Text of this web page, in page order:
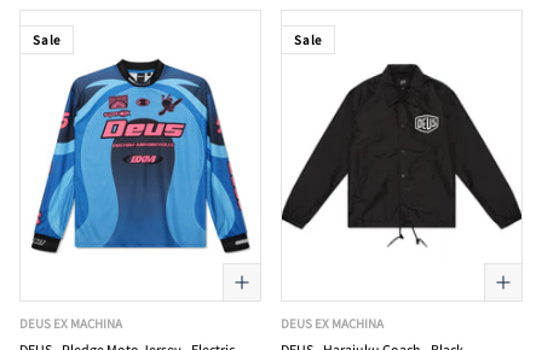
Sale
DEUS EX MACHINA
Sale
DEUS EX MACHINA